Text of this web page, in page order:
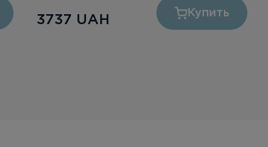
3737 UAH Купить